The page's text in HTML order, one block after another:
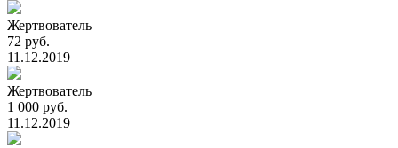
Жертвователь
72 руб.
11.12.2019
Жертвователь
1 000 руб.
11.12.2019